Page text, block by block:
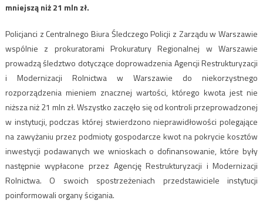
mniejszą niż 21 mln zł.
Policjanci z Centralnego Biura Śledczego Policji z Zarządu w Warszawie
wspólnie z prokuratorami Prokuratury Regionalnej w Warszawie
prowadzą śledztwo dotyczące doprowadzenia Agencji Restrukturyzacji
i Modernizacji Rolnictwa w Warszawie do niekorzystnego
rozporządzenia mieniem znacznej wartości, którego kwota jest nie
niższa niż 21 mln zł. Wszystko zaczęło się od kontroli przeprowadzonej
w instytucji, podczas której stwierdzono nieprawidłowości polegające
na zawyżaniu przez podmioty gospodarcze kwot na pokrycie kosztów
inwestycji podawanych we wnioskach o dofinansowanie, które były
następnie wypłacone przez Agencję Restrukturyzacji i Modernizacji
Rolnictwa. O swoich spostrzeżeniach przedstawiciele instytucji
poinformowali organy ścigania.